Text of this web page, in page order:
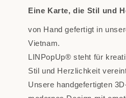
Eine Karte, die Stil und
von Hand gefertigt in
Vietnam.
LINPopUp® steht für
Stil und Herzlichkeit
Unsere handgefertigten